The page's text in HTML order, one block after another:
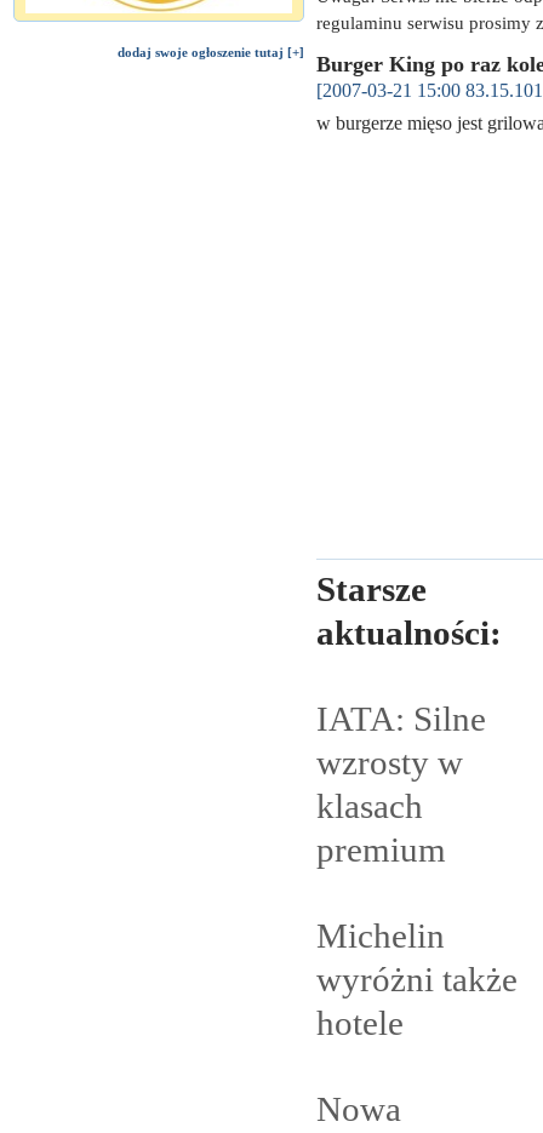
dodaj swoje ogłoszenie tutaj [+]
regulaminu serwisu prosimy
Burger King po raz
[2007-03-21 15:00
w burgerze mięso jest
Starsze
aktualności:
IATA: Silne
wzrosty w
klasach
premium
Michelin
wyróżni także
hotele
Nowa